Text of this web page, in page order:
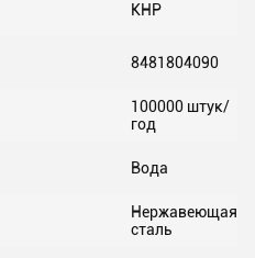
КНР
8481804090
100000 штук/
год
Вода
Нержавеющая
сталь